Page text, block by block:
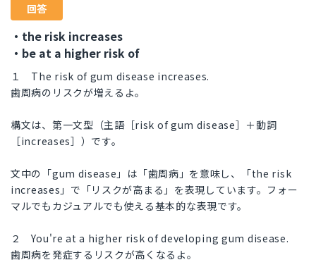
回答
・the risk increases
・be at a higher risk of
１ The risk of gum disease increases.
歯周病のリスクが増えるよ。
構文は、第一文型（主語［risk of gum disease］＋動詞
［increases］）です。
文中の「gum disease」は「歯周病」を意味し、「the risk
increases」で「リスクが高まる」を表現しています。フォー
マルでもカジュアルでも使える基本的な表現です。
２ You're at a higher risk of developing gum disease.
歯周病を発症するリスクが高くなるよ。